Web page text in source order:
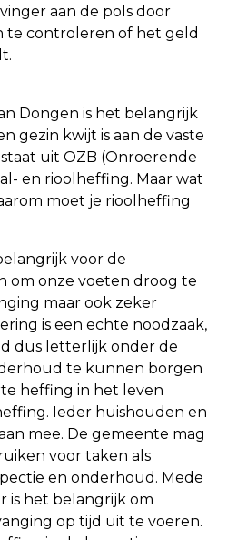
aan de pols door
te controleren of het geld
Dongen is het belangrijk
gezin kwijt is aan de vaste
uit OZB (Onroerende
en rioolheffing. Maar wat
moet je rioolheffing
voor de
om onze voeten droog te
maar ook zeker
is een echte noodzaak,
dus letterlijk onder de
te kunnen borgen
heffing in het leven
Ieder huishouden en
mee. De gemeente mag
voor taken als
en onderhoud. Mede
is het belangrijk om
op tijd uit te voeren.